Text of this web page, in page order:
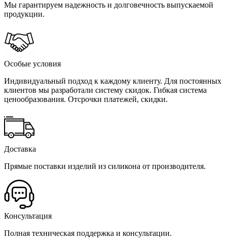
Мы гарантируем надежность и долговечность выпускаемой
продукции.
Особые условия
Индивидуальный подход к каждому клиенту. Для постоянных
клиентов мы разработали систему скидок. Гибкая система
ценообразования. Отсрочки платежей, скидки.
Доставка
Прямые поставки изделий из силикона от производителя.
Консультация
Полная техническая поддержка и консультации.